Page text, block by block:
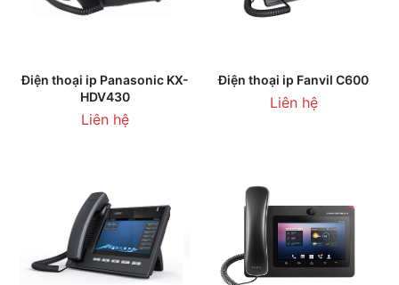
Điện thoại ip Panasonic KX-
HDV430
Liên hệ
Điện thoại ip Fanvil C600
Liên hệ